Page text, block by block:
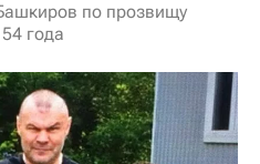
по прозвищу
года